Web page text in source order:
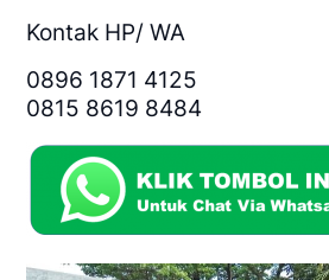
Kontak HP/ WA
0896 1871 4125
0815 8619 8484